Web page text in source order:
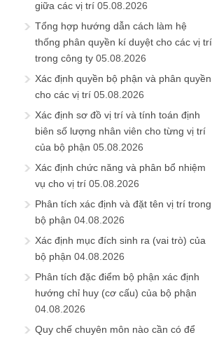
giữa các vị trí 05.08.2026
Tổng hợp hướng dẫn cách làm hệ
thống phân quyền kí duyệt cho các vị trí
trong công ty 05.08.2026
Xác định quyền bộ phận và phân quyền
cho các vị trí 05.08.2026
Xác định sơ đồ vị trí và tính toán định
biên số lượng nhân viên cho từng vị trí
của bộ phận 05.08.2026
Xác định chức năng và phân bổ nhiệm
vụ cho vị trí 05.08.2026
Phân tích xác định và đặt tên vị trí trong
bộ phận 04.08.2026
Xác định mục đích sinh ra (vai trò) của
bộ phận 04.08.2026
Phân tích đặc điểm bộ phận xác định
hướng chỉ huy (cơ cấu) của bộ phận
04.08.2026
Quy chế chuyên môn nào cần có để